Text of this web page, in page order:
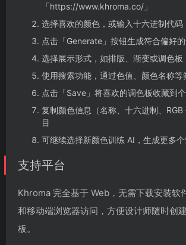
「https://www.khroma.co/」
选择喜欢的颜色，或输入十六进制代码
点击「Generate」按钮生成符合偏好
选择展示形式，如排版、渐变或调色板
使用搜索功能，通过色值、颜色名称等
点击「Save」将喜欢的调色板收藏到
复制颜色信息（名称、十六进制、RGB
目
可继续选择新颜色训练 AI，生成更多
支持平台
Khroma 完全基于 Web，无需下载安装软
和移动端浏览器访问，方便设计师随时创
板。